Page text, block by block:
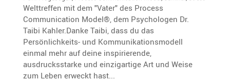
Welttreffen mit dem "Vater" des Process
Communication Model®, dem Psychologen Dr.
Taibi Kahler.Danke Taibi, dass du das
Persönlichkeits- und Kommunikationsmodell
einmal mehr auf deine inspirierende,
ausdrucksstarke und einzigartige Art und Weise
zum Leben erweckt hast...